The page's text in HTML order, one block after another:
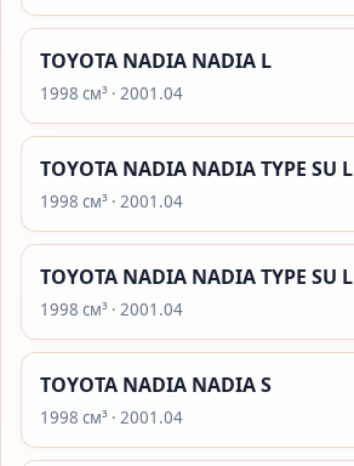
TOYOTA NADIA NADIA L
1998 см³ · 2001.04
TOYOTA NADIA NADIA TYPE SU L
1998 см³ · 2001.04
TOYOTA NADIA NADIA TYPE SU L
1998 см³ · 2001.04
TOYOTA NADIA NADIA S
1998 см³ · 2001.04